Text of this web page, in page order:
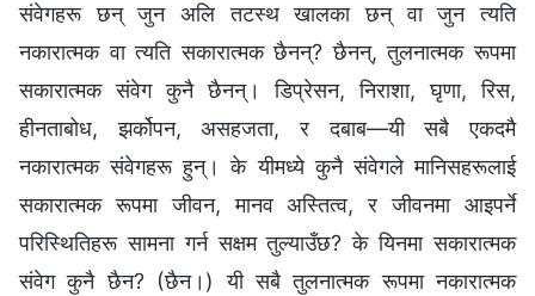
संवेगहरू छन् जुन अलि तटस्थ खालका छन् वा जुन त्यति
नकारात्मक वा त्यति सकारात्मक छैनन्? छैनन्, तुलनात्मक रूपमा
सकारात्मक संवेग कुनै छैनन्। डिप्रेसन, निराशा, घृणा, रिस,
हीनताबोध, झर्कोपन, असहजता, र दबाब—यी सबै एकदमै
नकारात्मक संवेगहरू हुन्। के यीमध्ये कुनै संवेगले मानिसहरूलाई
सकारात्मक रूपमा जीवन, मानव अस्तित्व, र जीवनमा आइपर्ने
परिस्थितिहरू सामना गर्न सक्षम तुल्याउँछ? के यिनमा सकारात्मक
संवेग कुनै छैन? (छैन।) यी सबै तुलनात्मक रूपमा नकारात्मक